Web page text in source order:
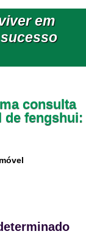
em
consulta
de fengshui: